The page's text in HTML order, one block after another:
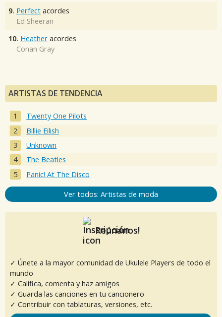
9. Perfect acordes
Ed Sheeran
10. Heather acordes
Conan Gray
ARTISTAS DE TENDENCIA
Twenty One Pilots
Billie Eilish
Unknown
The Beatles
Panic! At The Disco
Ver todos: Artistas de moda
Reúnanos!
✓ Únete a la mayor comunidad de Ukulele Players de todo el
mundo
✓ Califica, comenta y haz amigos
✓ Guarda las canciones en tu cancionero
✓ Contribuir con tablaturas, versiones, etc.